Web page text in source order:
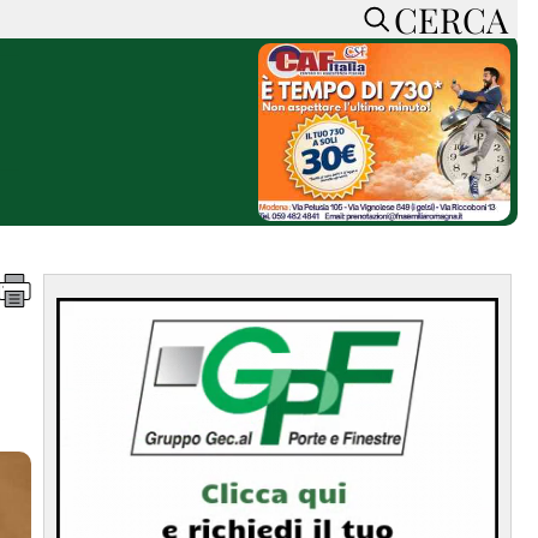
CERCA
ACCEDI o REGISTRATI
CONTATTI
SOSTIENI LA PRESSA
CONOSCI LA PRESSA
COOKIE POLICY
PRIVACY POLICY
FEED RSS
MAPPA DEL SITO
NORMATIVE
DEONTOLOGICHE
CERCA